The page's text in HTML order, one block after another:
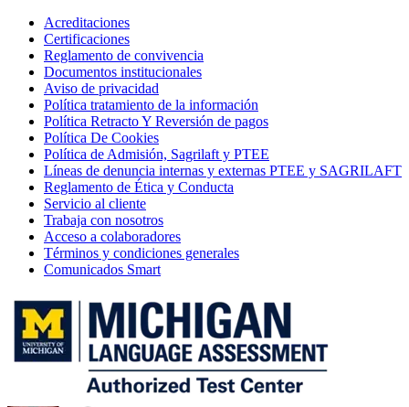
Acreditaciones
Certificaciones
Reglamento de convivencia
Documentos institucionales
Aviso de privacidad
Política tratamiento de la información
Política Retracto Y Reversión de pagos
Política De Cookies
Política de Admisión, Sagrilaft y PTEE
Líneas de denuncia internas y externas PTEE y SAGRILAFT
Reglamento de Ética y Conducta
Servicio al cliente
Trabaja con nosotros
Acceso a colaboradores
Términos y condiciones generales
Comunicados Smart